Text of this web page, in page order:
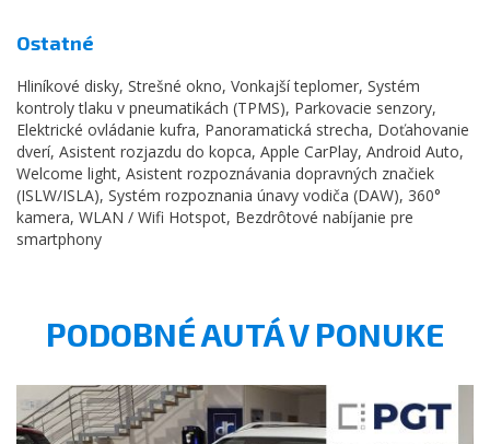
Ostatné
Hliníkové disky, Strešné okno, Vonkajší teplomer, Systém
kontroly tlaku v pneumatikách (TPMS), Parkovacie senzory,
Elektrické ovládanie kufra, Panoramatická strecha, Doťahovanie
dverí, Asistent rozjazdu do kopca, Apple CarPlay, Android Auto,
Welcome light, Asistent rozpoznávania dopravných značiek
(ISLW/ISLA), Systém rozpoznania únavy vodiča (DAW), 360°
kamera, WLAN / Wifi Hotspot, Bezdrôtové nabíjanie pre
smartphony
PODOBNÉ AUTÁ V PONUKE